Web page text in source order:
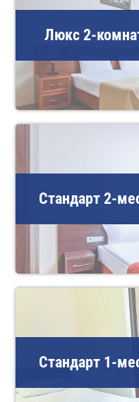
Люкс 2-
Стандарт 2-
Стандарт 1-